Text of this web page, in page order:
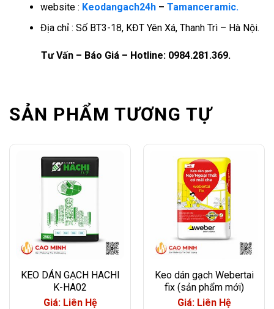
website : Keodangach24h– Tamanceramic.
Địa chỉ : Số BT3-18, KĐT Yên Xá, Thanh Trì – Hà Nội.
Tư Vấn – Báo Giá – Hotline: 0984.281.369.
SẢN PHẨM TƯƠNG TỰ
KEO DÁN GẠCH HACHI
K-HA02
Giá: Liên Hệ
Keo dán gạch Webertai
fix (sản phẩm mới)
Giá: Liên Hệ